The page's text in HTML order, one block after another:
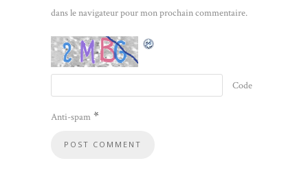
dans le navigateur pour mon prochain commentaire.
Code
Anti-spam *